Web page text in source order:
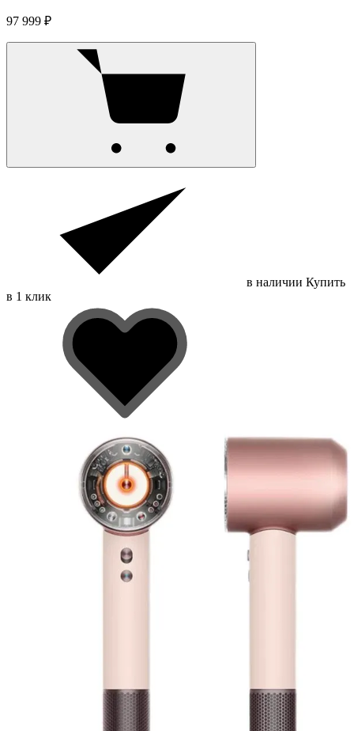
97 999 ₽
в наличии Купить
в 1 клик